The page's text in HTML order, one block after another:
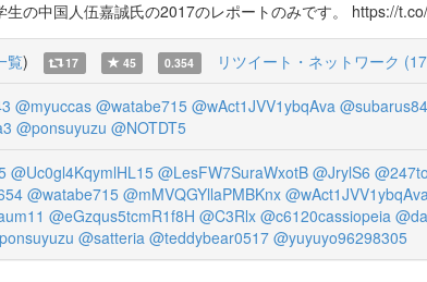
の中国人伍嘉誠氏の2017のレポートのみです。 https://
覧) 17 45 0.354 リツイート・ネットワーク
@myuccas @watabe715 @wAct1JVV1ybqAva
@ponsuyuzu @NOTDT5
@Uc0gl4KqymlHL15 @LesFW7SuraWxotB @JrylS6
@watabe715 @mMVQGYllaPMBKnx @wAct1JVV1ybqAva
@eGzqus5tcmR1f8H @C3Rlx @c6120cassiopeia
@satteria @teddybear0517 @yuyuyo96298305